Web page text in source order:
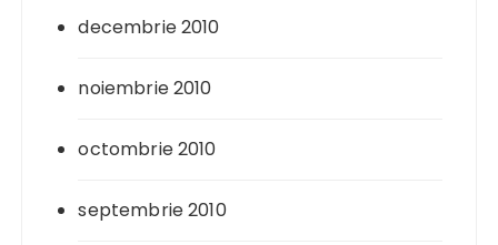
decembrie 2010
noiembrie 2010
octombrie 2010
septembrie 2010